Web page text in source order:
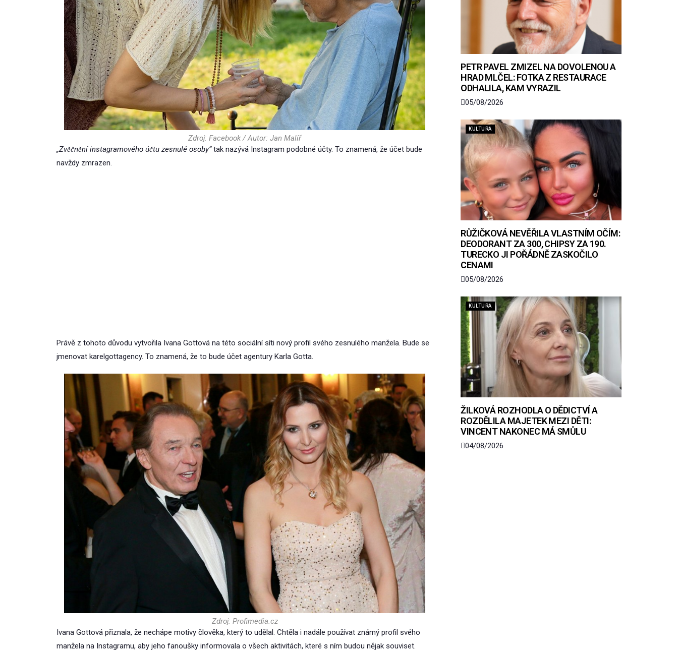
Zdroj: Facebook / Autor: Jan Malíř
„Zvěčnění instagramového účtu zesnulé osoby“tak nazývá Instagram podobné účty. To znamená, že účet bude
navždy zmrazen.
Právě z tohoto důvodu vytvořila Ivana Gottová na této sociální síti nový profil svého zesnulého manžela. Bude se
jmenovat karelgottagency. To znamená, že to bude účet agentury Karla Gotta.
Zdroj: Profimedia.cz
Ivana Gottová přiznala, že nechápe motivy člověka, který to udělal. Chtěla i nadále používat známý profil svého
manžela na Instagramu, aby jeho fanoušky informovala o všech aktivitách, které s ním budou nějak souviset.
PETR PAVEL ZMIZEL NA DOVOLENOU A
HRAD MLČEL: FOTKA Z RESTAURACE
ODHALILA, KAM VYRAZIL
05/08/2026
KULTURA
RŮŽIČKOVÁ NEVĚŘILA VLASTNÍM OČÍM:
DEODORANT ZA 300, CHIPSY ZA 190.
TURECKO JI POŘÁDNĚ ZASKOČILO
CENAMI
05/08/2026
KULTURA
ŽILKOVÁ ROZHODLA O DĚDICTVÍ A
ROZDĚLILA MAJETEK MEZI DĚTI:
VINCENT NAKONEC MÁ SMŮLU
04/08/2026